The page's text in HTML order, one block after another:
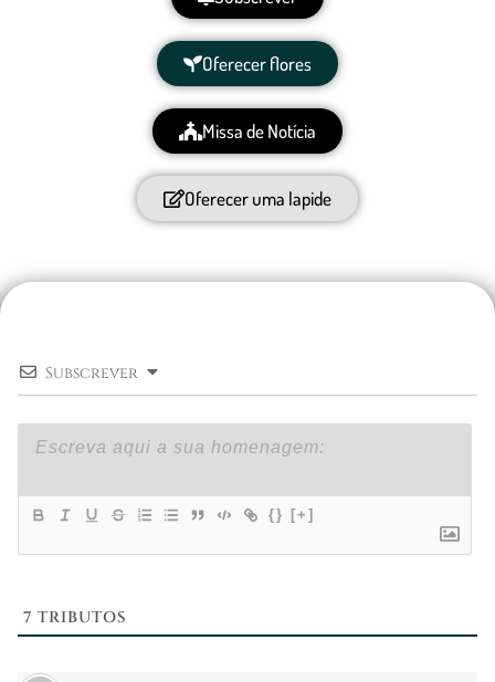
Oferecer flores
Missa de Notícia
Oferecer uma lapide
Subscrever
{} [+]
7 TRIBUTOS